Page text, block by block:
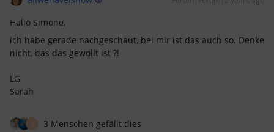
Hallo Simone,
ich habe gerade nachgeschaut, bei mir ist das auch so. Denke
nicht, das das gewollt ist ?!
LG
Sarah
3 Menschen gefällt dies